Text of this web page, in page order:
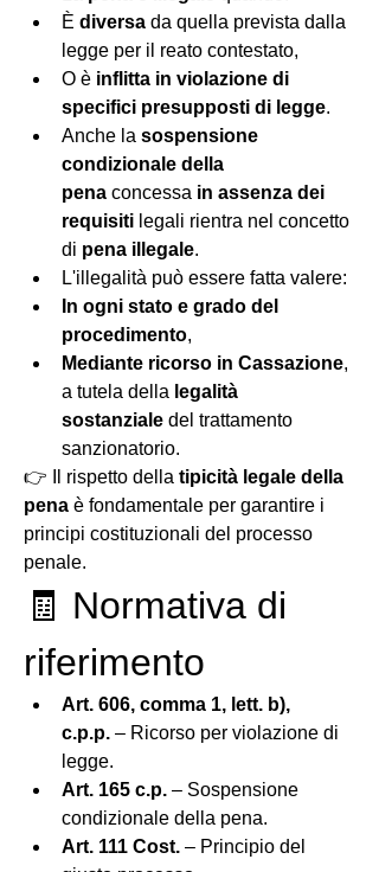
È diversa da quella prevista dalla
legge per il reato contestato,
O è inflitta in violazione di
specifici presupposti di legge.
Anche la sospensione
condizionale della
pena concessa in assenza dei
requisiti legali rientra nel concetto
di pena illegale.
L'illegalità può essere fatta valere:
In ogni stato e grado del
procedimento,
Mediante ricorso in Cassazione,
a tutela della legalità
sostanziale del trattamento
sanzionatorio.
👉 Il rispetto della tipicità legale della
pena è fondamentale per garantire i
principi costituzionali del processo
penale.
🧾 Normativa di
riferimento
Art. 606, comma 1, lett. b),
c.p.p. – Ricorso per violazione di
legge.
Art. 165 c.p. – Sospensione
condizionale della pena.
Art. 111 Cost. – Principio del